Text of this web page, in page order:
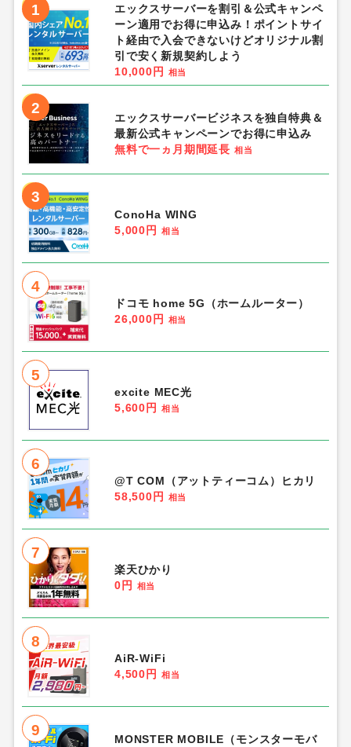
1
エックスサーバーを割引＆公式キャンペ
ーン適用でお得に申込み！ポイントサイ
ト経由で入会できないけどオリジナル割
引で安く新規契約しよう
10,000円
相当
2
エックスサーバービジネスを独自特典＆
最新公式キャンペーンでお得に申込み
無料で一ヵ月期間延長 相当
3
ConoHa WING
5,000円
相当
4
ドコモ home 5G（ホームルーター）
26,000円
相当
5
excite MEC光
5,600円
相当
6
@T COM（アットティーコム）ヒカリ
58,500円
相当
7
楽天ひかり
0円
相当
8
AiR-WiFi
4,500円
相当
9
MONSTER MOBILE（モンスターモバ